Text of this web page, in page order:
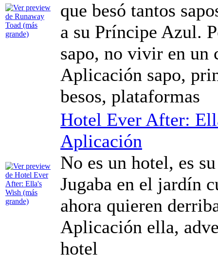
que besó tantos
a su Príncipe Azul.
sapo, no vivir en un
Aplicación sapo,
besos, plataformas
Hotel Ever After:
Aplicación
No es un hotel, es
Jugaba en el jardín
ahora quieren
Aplicación ella,
hotel